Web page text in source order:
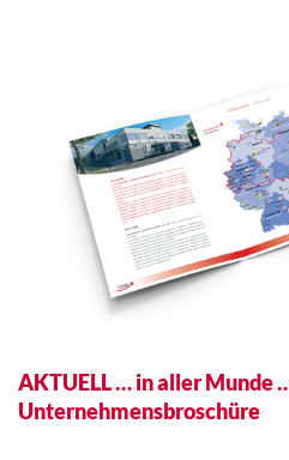
AKTUELL … in aller Munde
Unternehmensbroschüre